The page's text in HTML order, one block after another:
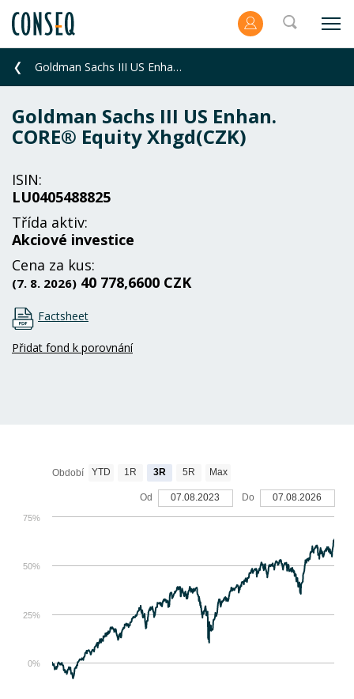
Goldman Sachs III US Enhan. CORE® Equity Xhgd(CZK)
Goldman Sachs III US Enhan.
CORE® Equity Xhgd(CZK)
ISIN:
LU0405488825
Třída aktiv:
Akciové investice
Cena za kus:
(7. 8. 2026) 40 778,6600 CZK
Factsheet
Přidat fond k porovnání
0%
50%
25%
75%
Období YTD 1R 3R 5R Max
Od 07.08.2023 Do 07.08.2026